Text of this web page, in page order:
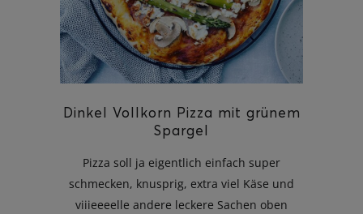
Dinkel Vollkorn Pizza mit grünem
Spargel
Pizza soll ja eigentlich einfach super
schmecken, knusprig, extra viel Käse und
viiieeeelle andere leckere Sachen oben